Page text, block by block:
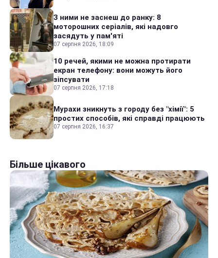
З ними не заснеш до ранку: 8
моторошних серіалів, які надовго
засядуть у пам'яті
07 серпня 2026, 18:09
10 речей, якими не можна протирати
екран телефону: вони можуть його
зіпсувати
07 серпня 2026, 17:18
Мурахи зникнуть з городу без "хімії": 5
простих способів, які справді працюють
07 серпня 2026, 16:37
Більше цікавого